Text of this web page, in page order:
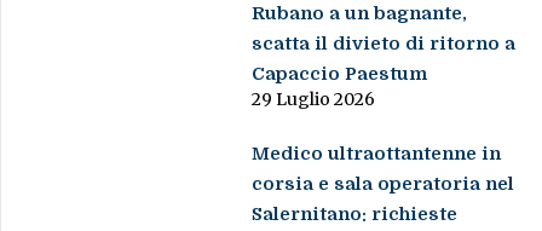
Rubano a un bagnante,
scatta il divieto di ritorno a
Capaccio Paestum
29 Luglio 2026
Medico ultraottantenne in
corsia e sala operatoria nel
Salernitano: richieste